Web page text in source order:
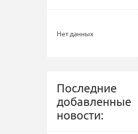
Нет данных
Последние
добавленные
новости: